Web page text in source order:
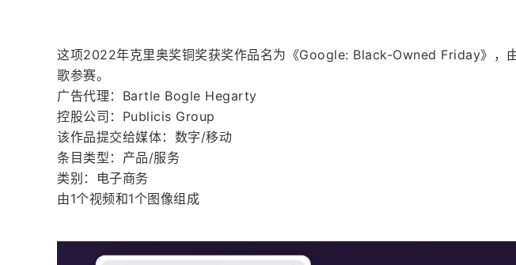
这项2022年克里奥奖铜奖获奖作品名为《Google: Black-Owned Friday》，
歌参赛。
广告代理：Bartle Bogle Hegarty
控股公司：Publicis Group
该作品提交给媒体：数字/移动
条目类型：产品/服务
类别：电子商务
由1个视频和1个图像组成